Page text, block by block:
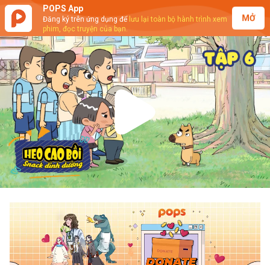
POPS App
Đăng ký trên ứng dụng để lưu lại toàn bộ hành trình xem
phim, đọc truyện của bạn.
MỞ
Video